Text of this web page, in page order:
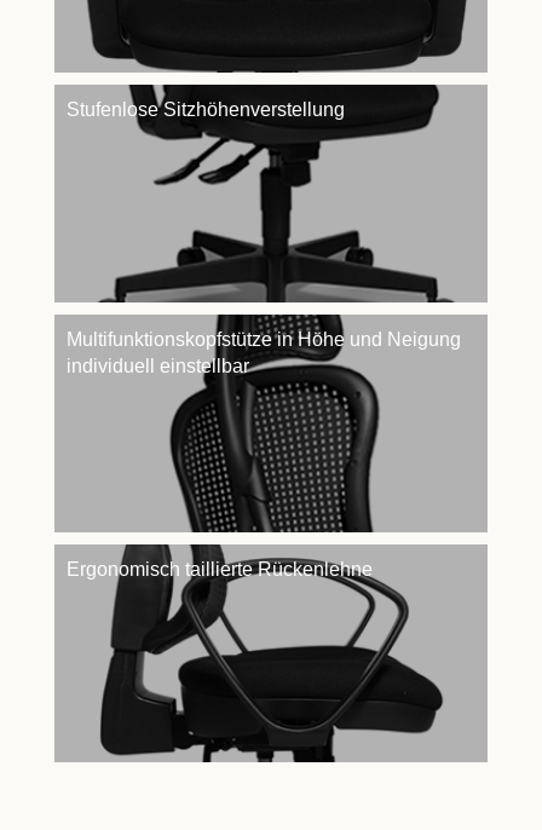
Stufenlose Sitzhöhenverstellung
Multifunktionskopfstütze in Höhe und Neigung
individuell einstellbar
Ergonomisch taillierte Rückenlehne